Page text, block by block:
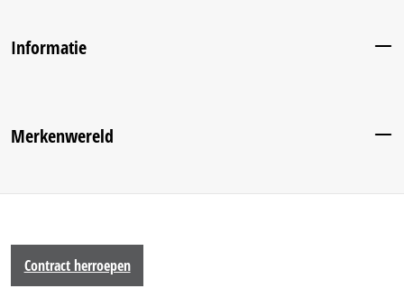
Informatie
Merkenwereld
Contract herroepen